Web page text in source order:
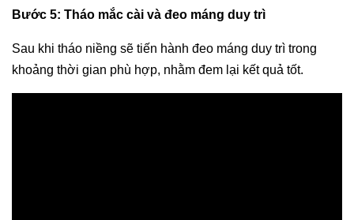
Bước 5: Tháo mắc cài và đeo máng duy trì
Sau khi tháo niềng sẽ tiến hành đeo máng duy trì trong
khoảng thời gian phù hợp, nhằm đem lại kết quả tốt.